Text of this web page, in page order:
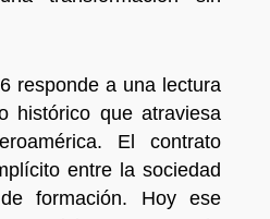
responde a una lectura
histórico que atraviesa
El contrato
entre la sociedad
formación. Hoy ese